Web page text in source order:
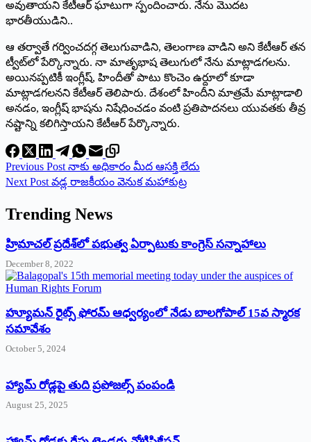
అవుతాయని కేటీఆర్‌ ‌ఘాటుగా స్పందించారు. నేను మొదట
భారతీయుడిని..
ఆ తర్వాతే గర్వించదగ్గ తెలుగువాడిని, తెలంగాణ వాడిని అని కేటీఆర్‌ ‌తన
ట్వీట్‌లో పేర్కొన్నారు. నా మాతృభాష తెలుగులో నేను మాట్లాడగలను.
అయినప్పటికీ ఇంగ్లీష్‌, ‌హిందీతో పాటు కొంచెం ఉర్దూలో కూడా
మాట్లాడగలనని కేటీఆర్‌ ‌తెలిపారు. దేశంలో హిందీని మాత్రమే మాట్లాడాలి
అనడం, ఇంగ్లీష్‌ ‌భాషను నిషేధించడం వంటి ప్రతిపాదనలు యువతకు తీవ్ర
నష్టాన్ని కలిగిస్తాయని కేటీఆర్‌ ‌పేర్కొన్నారు.
Previous Post నాకు అధికారం మీద ఆసక్తి లేదు
Next Post వడ్ల రాజకీయం వెనుక మహాకుట్ర
Trending News
‌హ్రిమాచల్‌ ‌ప్రదేశ్‌లో పభుత్వ ఏర్పాటుకు కాంగ్రెస్‌ ‌సన్నాహాలు
December 8, 2022
హ్యూమన్‌ రైట్స్‌ ఫోరమ్‌ ఆధ్వర్యంలో నేడు బాలగోపాల్‌ 15వ స్మారక
సమావేశం
October 5, 2024
హ్యామ్‌ రోడ్లపై తుది ప్రపోజల్స్‌ పంపండి
August 25, 2025